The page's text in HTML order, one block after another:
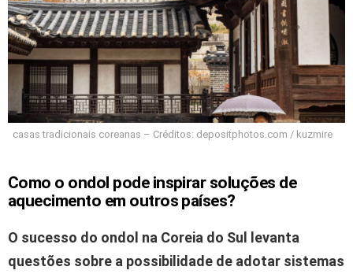
casas tradicionais coreanas – Créditos: depositphotos.com / kuzmire
Como o ondol pode inspirar soluções de
aquecimento em outros países?
O sucesso do ondol na Coreia do Sul levanta
questões sobre a possibilidade de adotar sistemas